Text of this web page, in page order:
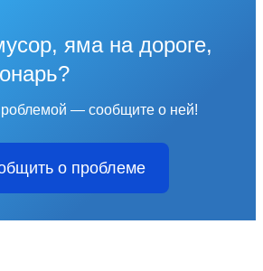
яма на дороге,
— сообщите о ней!
о проблеме